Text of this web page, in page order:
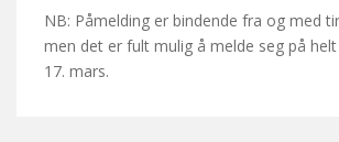
NB: Påmelding er bindende fra og med
men det er fult mulig å melde seg på
17. mars.